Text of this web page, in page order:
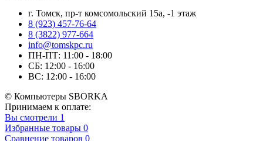
г. Томск, пр-т комсомольский 15а, -1 этаж
8 (923) 457-76-64
8 (3822) 977-664
info@tomskpc.ru
ПН-ПТ: 11:00 - 18:00
СБ: 12:00 - 16:00
ВС: 12:00 - 16:00
© Компьютеры SBORKA
Принимаем к оплате:
Вы смотрели 1
Избранные товары 0
Сравнение товаров 0